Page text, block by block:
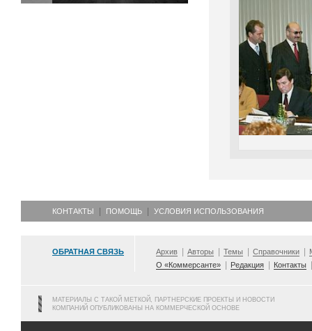
КОНТАКТЫ ПОМОЩЬ УСЛОВИЯ ИСПОЛЬЗОВАНИЯ
ОБРАТНАЯ СВЯЗЬ Архив Авторы Темы Справочники
О «Коммерсанте»
Редакция Контакты
МАТЕРИАЛЫ С ТАКОЙ МЕТКОЙ, ПАРТНЕРСКИЕ ПРОЕКТЫ И НОВОСТИ
КОМПАНИЙ ОПУБЛИКОВАНЫ НА КОММЕРЧЕСКОЙ ОСНОВЕ